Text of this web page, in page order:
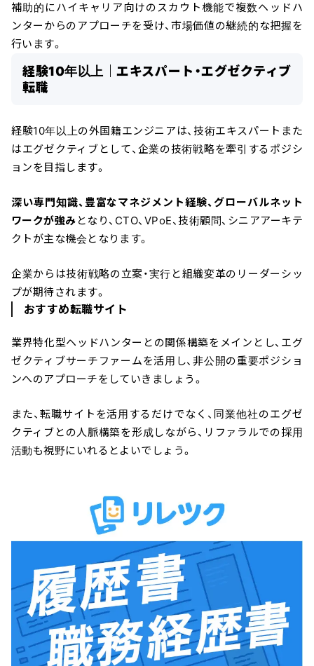
補助的にハイキャリア向けのスカウト機能で複数ヘッドハ
ンターからのアプローチを受け、市場価値の継続的な把握を
行います。
経験10年以上｜エキスパート・エグゼクティブ
転職
経験10年以上の外国籍エンジニアは、技術エキスパートまた
はエグゼクティブとして、企業の技術戦略を牽引するポジシ
ョンを目指します。
深い専門知識、豊富なマネジメント経験、グローバルネット
ワークが強み となり、CTO、VPoE、技術顧問、シニアアーキテ
クトが主な機会となります。
企業からは技術戦略の立案・実行と組織変革のリーダーシッ
プが期待されます。
おすすめ転職サイト
業界特化型ヘッドハンターとの関係構築をメインとし、エグ
ゼクティブサーチファームを活用し、非公開の重要ポジショ
ンへのアプローチをしていきましょう。
また、転職サイトを活用するだけでなく、同業他社のエグゼ
クティブとの人脈構築を形成しながら、リファラルでの採用
活動も視野にいれるとよいでしょう。
＼ 最新AIニュースが分かる！ ／
メルマガ登録
国内外100＋メディアのAIニュースをまとめて配信